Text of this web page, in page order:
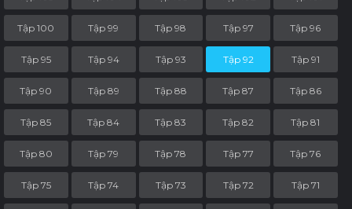
Tập 100 Tập 99 Tập 98 Tập 97 Tập 96
Tập 95 Tập 94 Tập 93 Tập 92 Tập 91
Tập 90 Tập 89 Tập 88 Tập 87 Tập 86
Tập 85 Tập 84 Tập 83 Tập 82 Tập 81
Tập 80 Tập 79 Tập 78 Tập 77 Tập 76
Tập 75 Tập 74 Tập 73 Tập 72 Tập 71